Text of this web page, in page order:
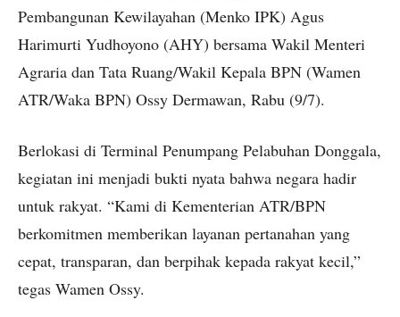
Pembangunan Kewilayahan (Menko IPK) Agus
Harimurti Yudhoyono (AHY) bersama Wakil Menteri
Agraria dan Tata Ruang/Wakil Kepala BPN (Wamen
ATR/Waka BPN) Ossy Dermawan, Rabu (9/7).
Berlokasi di Terminal Penumpang Pelabuhan Donggala,
kegiatan ini menjadi bukti nyata bahwa negara hadir
untuk rakyat. “Kami di Kementerian ATR/BPN
berkomitmen memberikan layanan pertanahan yang
cepat, transparan, dan berpihak kepada rakyat kecil,”
tegas Wamen Ossy.